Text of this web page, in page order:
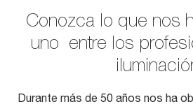
Conozca lo que nos
uno entre los
Durante más de 50 años nos ha